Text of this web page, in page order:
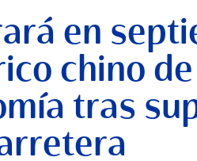
en
chino
tras